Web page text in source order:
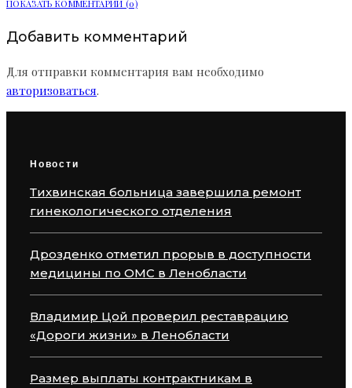
ПОКАЗАТЬ КОММЕНТАРИИ (0)
Добавить комментарий
Для отправки комментария вам необходимо
авторизоваться.
Новости
Тихвинская больница завершила ремонт
гинекологического отделения
Дрозденко отметил прорыв в доступности
медицины по ОМС в Ленобласти
Владимир Цой проверил реставрацию
«Дороги жизни» в Ленобласти
Размер выплаты контрактникам в